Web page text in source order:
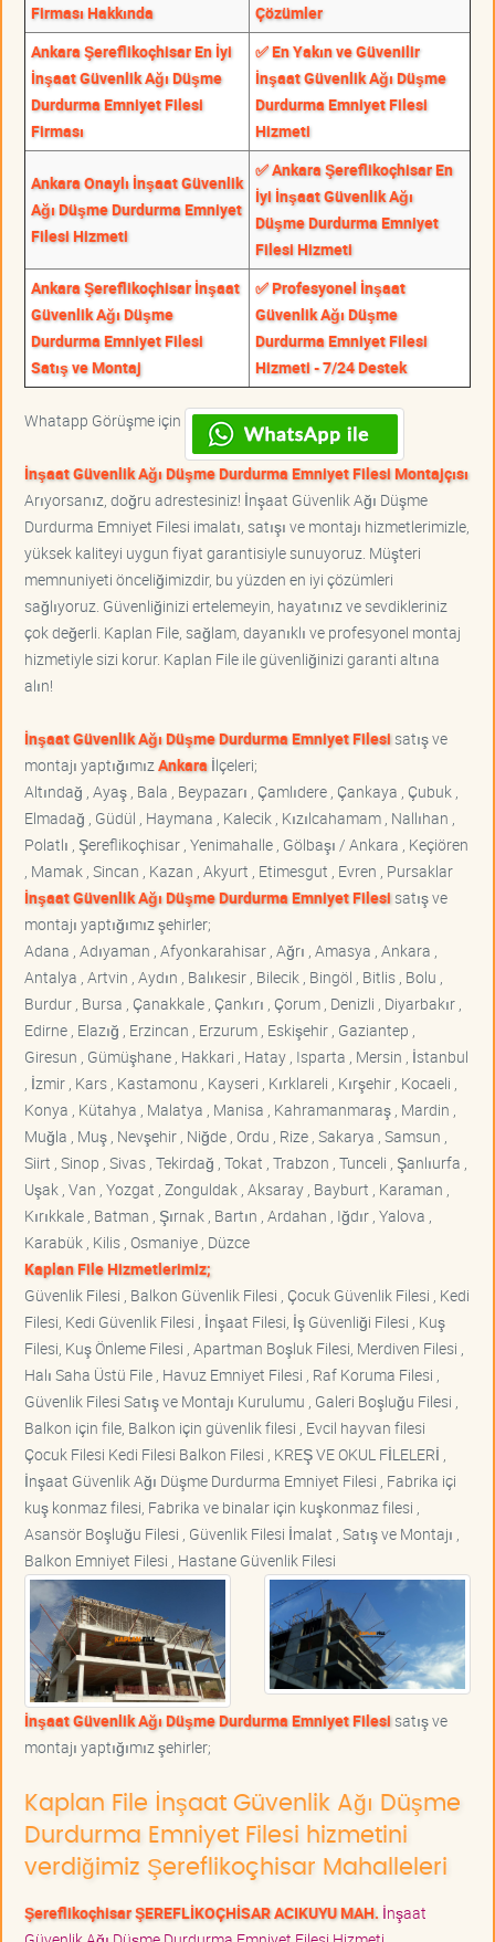
Firması Hakkında
Çözümler
Ankara Şereflikoçhisar En İyi
İnşaat Güvenlik Ağı Düşme
Durdurma Emniyet Filesi
Firması
✅ En Yakın ve Güvenilir
İnşaat Güvenlik Ağı Düşme
Durdurma Emniyet Filesi
Hizmeti
Ankara Onaylı İnşaat Güvenlik
Ağı Düşme Durdurma Emniyet
Filesi Hizmeti
✅ Ankara Şereflikoçhisar En
İyi İnşaat Güvenlik Ağı
Düşme Durdurma Emniyet
Filesi Hizmeti
Ankara Şereflikoçhisar İnşaat
Güvenlik Ağı Düşme
Durdurma Emniyet Filesi
Satış ve Montaj
✅ Profesyonel İnşaat
Güvenlik Ağı Düşme
Durdurma Emniyet Filesi
Hizmeti - 7/24 Destek
Whatapp Görüşme için
İnşaat Güvenlik Ağı Düşme Durdurma Emniyet Filesi Montajçısı
Arıyorsanız, doğru adrestesiniz! İnşaat Güvenlik Ağı Düşme
Durdurma Emniyet Filesi imalatı, satışı ve montajı hizmetlerimizle,
yüksek kaliteyi uygun fiyat garantisiyle sunuyoruz. Müşteri
memnuniyeti önceliğimizdir, bu yüzden en iyi çözümleri
sağlıyoruz. Güvenliğinizi ertelemeyin, hayatınız ve sevdikleriniz
çok değerli. Kaplan File, sağlam, dayanıklı ve profesyonel montaj
hizmetiyle sizi korur. Kaplan File ile güvenliğinizi garanti altına
alın!
İnşaat Güvenlik Ağı Düşme Durdurma Emniyet Filesisatış ve
montajı yaptığımızAnkara İlçeleri;
Altındağ , Ayaş , Bala , Beypazarı , Çamlıdere , Çankaya , Çubuk ,
Elmadağ , Güdül , Haymana , Kalecik , Kızılcahamam , Nallıhan ,
Polatlı , Şereflikoçhisar , Yenimahalle , Gölbaşı / Ankara , Keçiören
, Mamak , Sincan , Kazan , Akyurt , Etimesgut , Evren , Pursaklar
İnşaat Güvenlik Ağı Düşme Durdurma Emniyet Filesisatış ve
montajı yaptığımız şehirler;
Adana , Adıyaman , Afyonkarahisar , Ağrı , Amasya , Ankara ,
Antalya , Artvin , Aydın , Balıkesir , Bilecik , Bingöl , Bitlis , Bolu ,
Burdur , Bursa , Çanakkale , Çankırı , Çorum , Denizli , Diyarbakır ,
Edirne , Elazığ , Erzincan , Erzurum , Eskişehir , Gaziantep ,
Giresun , Gümüşhane , Hakkari , Hatay , Isparta , Mersin , İstanbul
, İzmir , Kars , Kastamonu , Kayseri , Kırklareli , Kırşehir , Kocaeli ,
Konya , Kütahya , Malatya , Manisa , Kahramanmaraş , Mardin ,
Muğla , Muş , Nevşehir , Niğde , Ordu , Rize , Sakarya , Samsun ,
Siirt , Sinop , Sivas , Tekirdağ , Tokat , Trabzon , Tunceli , Şanlıurfa ,
Uşak , Van , Yozgat , Zonguldak , Aksaray , Bayburt , Karaman ,
Kırıkkale , Batman , Şırnak , Bartın , Ardahan , Iğdır , Yalova ,
Karabük , Kilis , Osmaniye , Düzce
Kaplan File Hizmetlerimiz;
Güvenlik Filesi , Balkon Güvenlik Filesi , Çocuk Güvenlik Filesi , Kedi
Filesi, Kedi Güvenlik Filesi , İnşaat Filesi, İş Güvenliği Filesi , Kuş
Filesi, Kuş Önleme Filesi , Apartman Boşluk Filesi, Merdiven Filesi ,
Halı Saha Üstü File , Havuz Emniyet Filesi , Raf Koruma Filesi ,
Güvenlik Filesi Satış ve Montajı Kurulumu , Galeri Boşluğu Filesi ,
Balkon için file, Balkon için güvenlik filesi , Evcil hayvan filesi
Çocuk Filesi Kedi Filesi Balkon Filesi , KREŞ VE OKUL FİLELERİ ,
İnşaat Güvenlik Ağı Düşme Durdurma Emniyet Filesi , Fabrika içi
kuş konmaz filesi, Fabrika ve binalar için kuşkonmaz filesi ,
Asansör Boşluğu Filesi , Güvenlik Filesi İmalat , Satış ve Montajı ,
Balkon Emniyet Filesi , Hastane Güvenlik Filesi
İnşaat Güvenlik Ağı Düşme Durdurma Emniyet Filesisatış ve
montajı yaptığımız şehirler;
Kaplan File İnşaat Güvenlik Ağı Düşme
Durdurma Emniyet Filesi hizmetini
verdiğimiz Şereflikoçhisar Mahalleleri
Şereflikoçhisar ŞEREFLİKOÇHİSAR ACIKUYU MAH. İnşaat